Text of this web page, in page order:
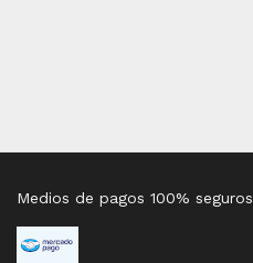
Medios de pagos 100% seguros